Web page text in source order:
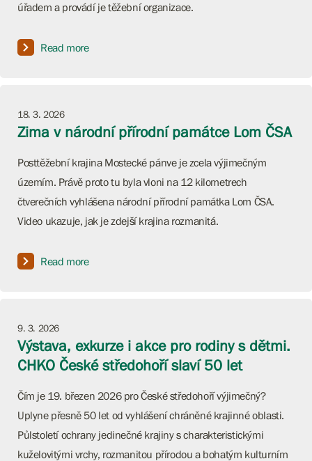
úřadem a provádí je těžební organizace.
Read more
18. 3. 2026
Zima v národní přírodní památce Lom ČSA
Posttěžební krajina Mostecké pánve je zcela výjimečným
územím. Právě proto tu byla vloni na 12 kilometrech
čtverečních vyhlášena národní přírodní památka Lom ČSA.
Video ukazuje, jak je zdejší krajina rozmanitá.
Read more
9. 3. 2026
Výstava, exkurze i akce pro rodiny s dětmi.
CHKO České středohoří slaví 50 let
Čím je 19. březen 2026 pro České středohoří výjimečný?
Uplyne přesně 50 let od vyhlášení chráněné krajinné oblasti.
Půlstoletí ochrany jedinečné krajiny s charakteristickými
kuželovitými vrchy, rozmanitou přírodou a bohatým kulturním